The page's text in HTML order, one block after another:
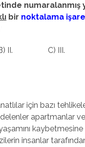
bir noktalama
C) III. D)
için bazı
apartmanlar
insanlar